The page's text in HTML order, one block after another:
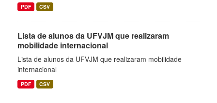
PDF CSV
Lista de alunos da UFVJM que realizaram
mobilidade internacional
Lista de alunos da UFVJM que realizaram mobilidade
internacional
PDF CSV